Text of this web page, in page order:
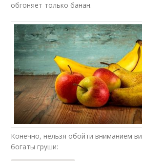
обгоняет только банан.
Конечно, нельзя обойти вниманием
богаты груши: